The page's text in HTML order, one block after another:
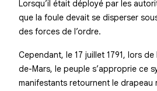
Lorsqu’il était déployé par les
que la foule devait se disperser
des forces de l’ordre.
Cependant, le 17 juillet 1791, lors
de-Mars, le peuple s’approprie ce
manifestants retournent le drapeau